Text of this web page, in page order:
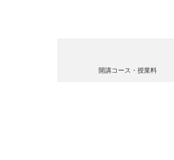
開講コース・授業料